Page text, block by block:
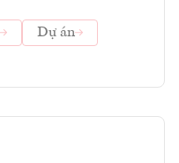
Dự án